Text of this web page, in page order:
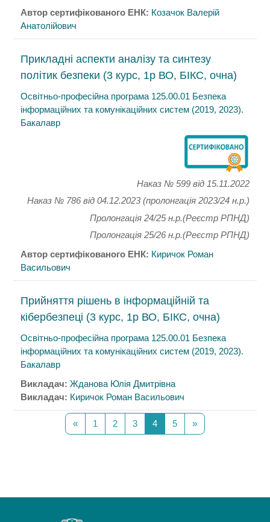
Автор сертифікованого ЕНК: Козачок Валерій
Анатолійович
Прикладні аспекти аналізу та синтезу
політик безпеки (3 курс, 1р ВО, БІКС, очна)
Освітньо-професійна програма 125.00.01 Безпека
інформаційних та комунікаційних систем (2019, 2023).
Бакалавр
Наказ № 599 від 15.11.2022
Наказ № 786 від 04.12.2023 (пролонгація 2023/24 н.р.)
Пролонгація 24/25 н.р.(Реєстр РПНД)
Пролонгація 25/26 н.р.(Реєстр РПНД)
Автор сертифікованого ЕНК: Киричок Роман
Васильович
Прийняття рішень в інформаційній та
кібербезпеці (3 курс, 1р ВО, БІКС, очна)
Освітньо-професійна програма 125.00.01 Безпека
інформаційних та комунікаційних систем (2019, 2023).
Бакалавр
Викладач:Жданова Юлія Дмитрівна
Викладач: Киричок Роман Васильович
«Попередня сторінка
1 Сторінка 1
2Сторінка 2
3Сторінка 3
4Сторінка 4
5Сторінка 5
»Наступна